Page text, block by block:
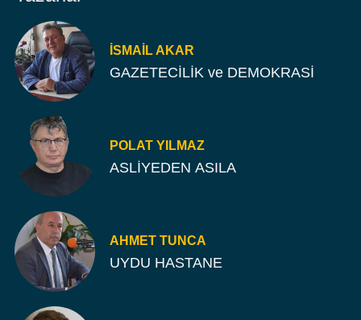
İSMAIL AKAR
GAZETECİLİK ve DEMOKRASİ
POLAT YILMAZ
ASLİYEDEN ASILA
AHMET TUNCA
UYDU HASTANE